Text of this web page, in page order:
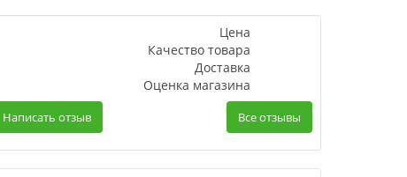
Цена
Качество товара
Доставка
Оценка магазина
Написать отзыв Все отзывы